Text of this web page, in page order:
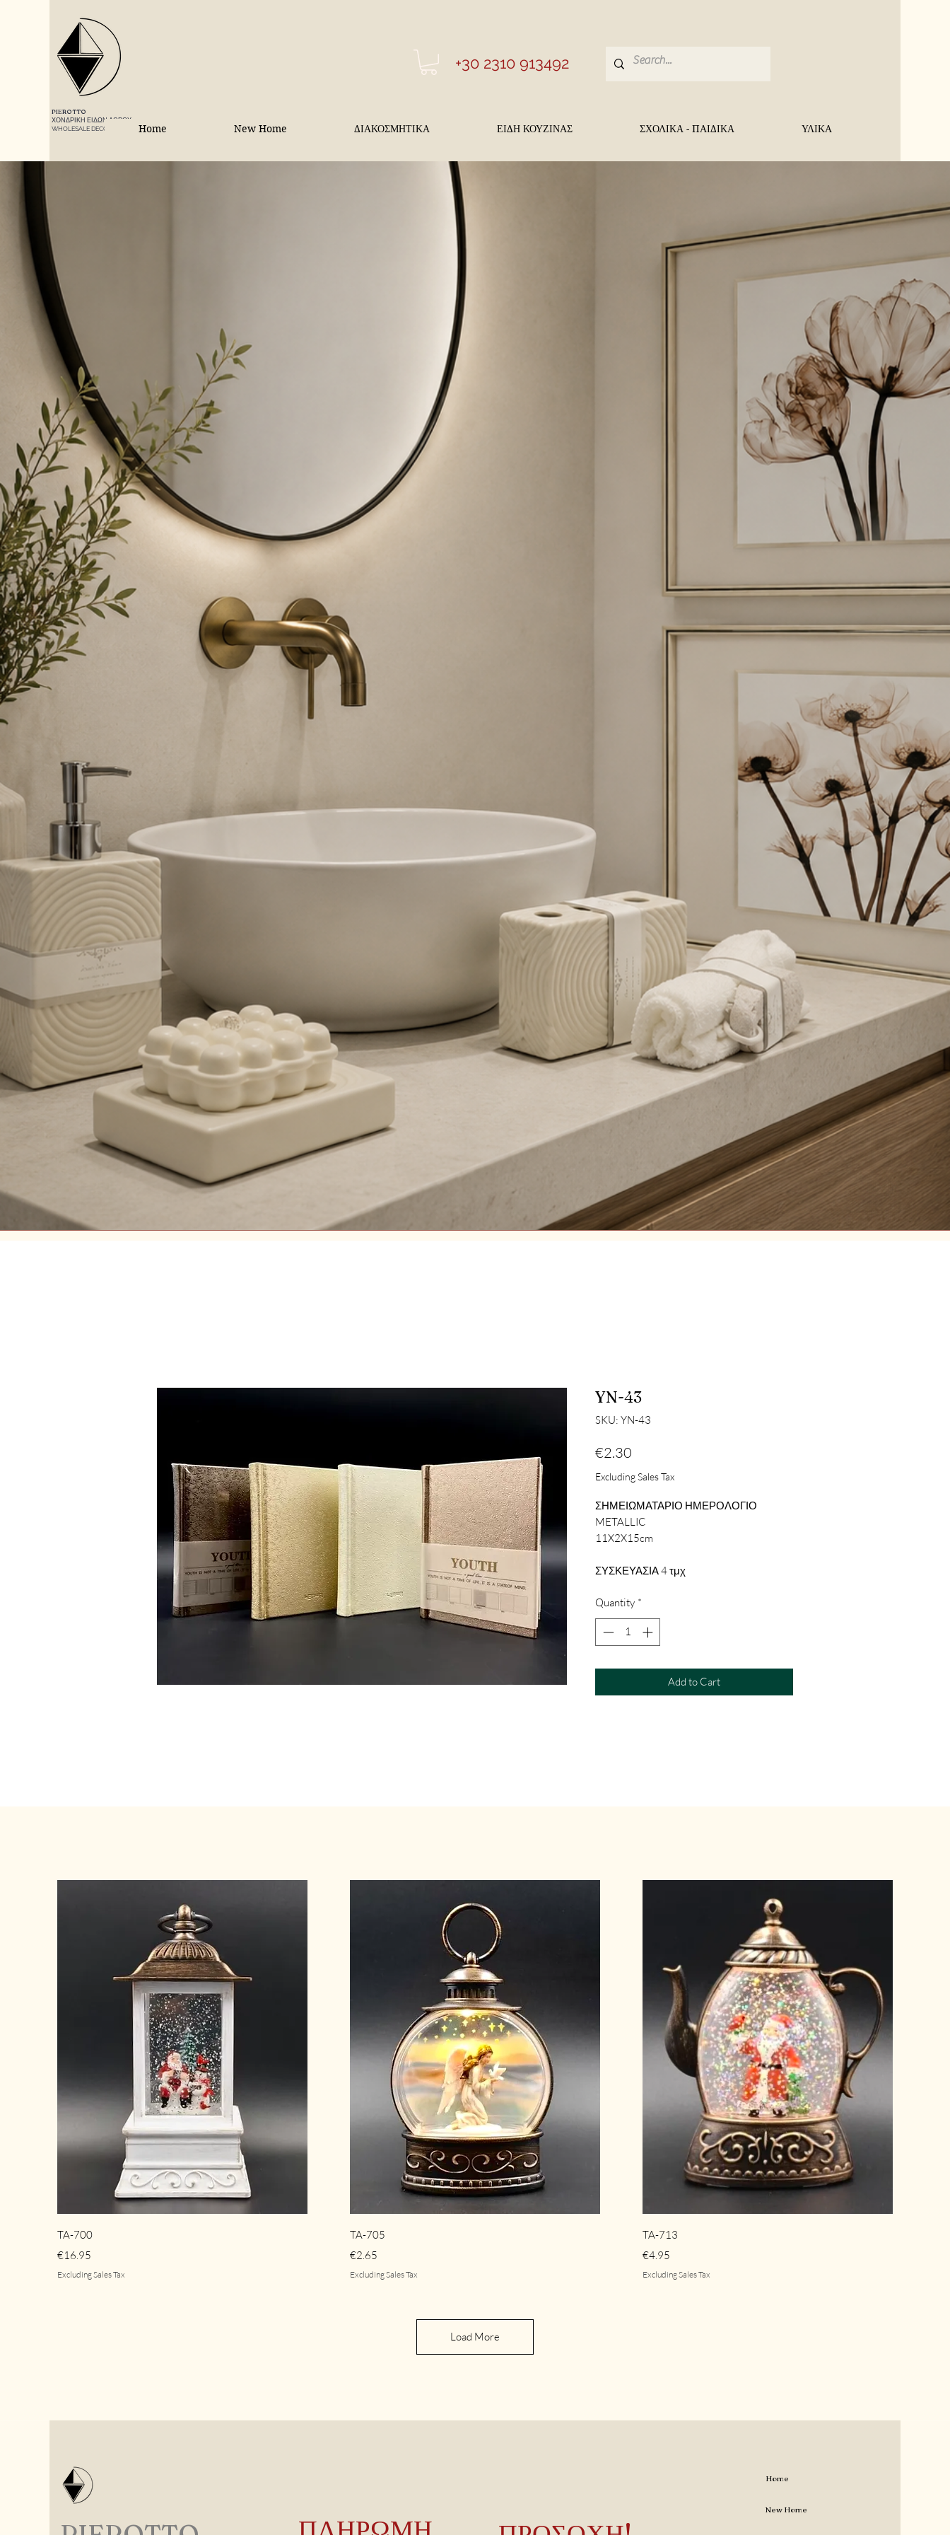
PIEROTTO
ΧΟΝΔΡΙΚΗ ΕΙΔΩΝ ΔΩΡΟΥ
WHOLESALE DECORATIONS
+30 2310 913492
Home New Home ΔΙΑΚΟΣΜΗΤΙΚΑ ΕΙΔΗ ΚΟΥΖΙΝΑΣ ΣΧΟΛΙΚΑ - ΠΑΙΔΙΚΑ ΥΛΙΚΑ
YN-43
SKU: YN-43
€2.30
Excluding Sales Tax
ΣΗΜΕΙΩΜΑΤΑΡΙΟ ΗΜΕΡΟΛΟΓΙΟ
METALLIC
11X2X15cm
ΣΥΣΚΕΥΑΣΙΑ 4 τμχ
Quantity *
Add to Cart
TA-700
Price
€16.95
Excluding Sales Tax
TA-705
Price
€2.65
Excluding Sales Tax
TA-713
Price
€4.95
Excluding Sales Tax
Load More
Home
New Home